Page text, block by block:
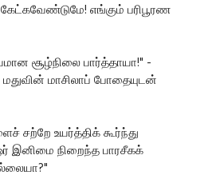
எங்கும் பரிபூரண
சூழ்நிலை பார்த்தாயா!" -
மாசிலாப் போதையுடன்
சற்றே உயர்த்திக் கூர்ந்து
இனிமை நிறைந்த பாரசீகக்